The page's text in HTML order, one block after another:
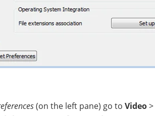
(on the left pane) go to Video>